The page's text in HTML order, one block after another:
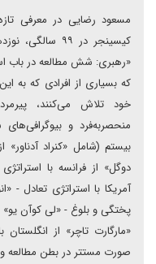
مسعود رضایی در معرفی
کیسینجر در
«رهبری: شش مطالعه در باب
که بسیاری از افرادی که به
خود تلاش می‌کنند،
منحصربه‌فرد و
بیستم (شامل «کنراد
دوگل» از فرانسه با
آمریکا با استراتژی تعادل -
پختگی و بلوغ - «لی کوآن یو»
«مارگارت تاچر» از
صورت مستتر در بطن مطالعه